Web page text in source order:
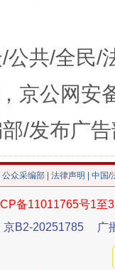
谢
公共/全民/
京公网安
/发布广
公众采编部 法律声明 | 中国
备11011765号1至
京B2-20251785
广